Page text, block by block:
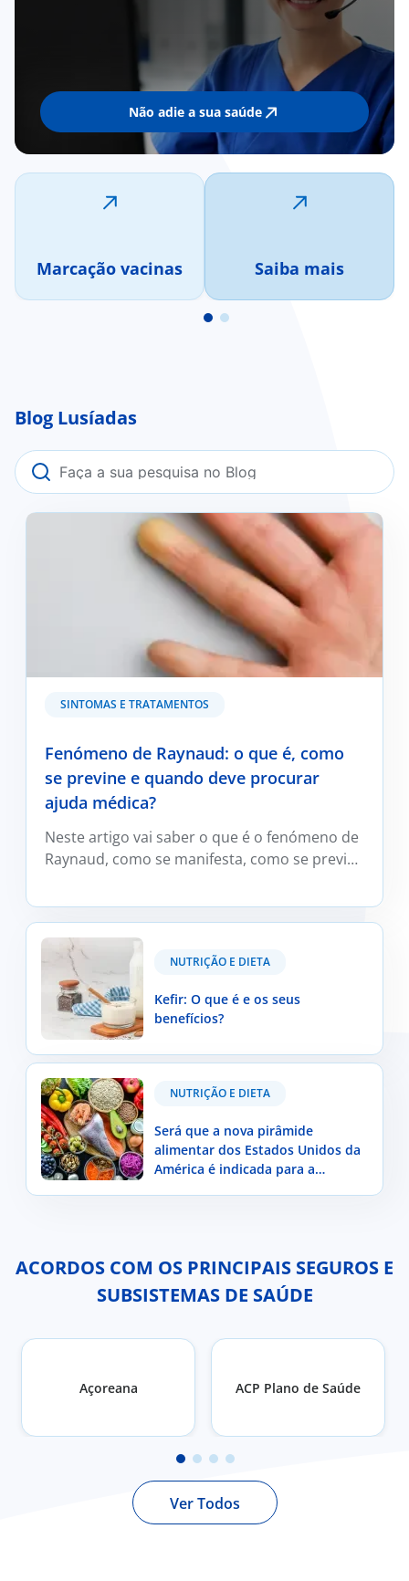
Não adie a sua saúde
Marcação vacinas Saiba mais
Blog Lusíadas
SINTOMAS E TRATAMENTOS
Fenómeno de Raynaud: o que é, como
se previne e quando deve procurar
ajuda médica?
Neste artigo vai saber o que é o fenómeno de
Raynaud, como se manifesta, como se previne
por um médico reumatologista.
Fenómeno de Raynaud: o que é, como se previne e
quando deve procurar ajuda médica?
NUTRIÇÃO E DIETA
Kefir: O que é e os seus
benefícios?
Kefir: O que é e os seus benefícios?
NUTRIÇÃO E DIETA
Será que a nova pirâmide
alimentar dos Estados Unidos da
América é indicada para a
Será que a nova pirâmide alimentar dos Estados
Unidos da América é indicada para a população
portuguesa?
ACORDOS COM OS PRINCIPAIS SEGUROS E
SUBSISTEMAS DE SAÚDE
Açoreana ACP Plano de Saúde
Ver Todos